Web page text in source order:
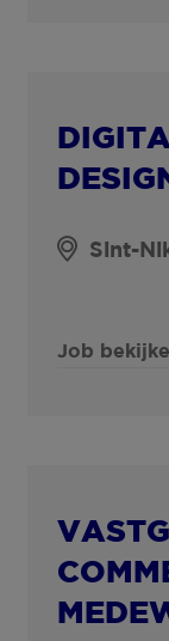
Sint-
Job